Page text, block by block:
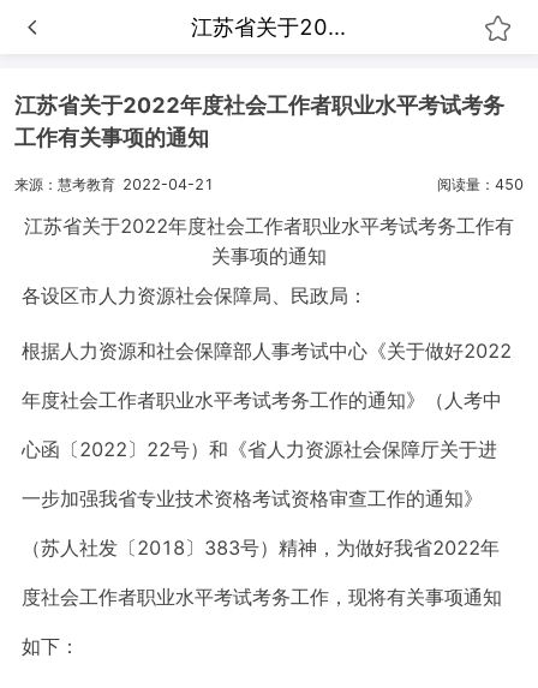
江苏省关于20...
江苏省关于2022年度社会工作者职业水平考试考务
工作有关事项的通知
来源：慧考教育 2022-04-21 阅读量：450
江苏省关于2022年度社会工作者职业水平考试考务工作有
关事项的通知
各设区市人力资源社会保障局、民政局：
根据人力资源和社会保障部人事考试中心《关于做好2022
年度社会工作者职业水平考试考务工作的通知》（人考中
心函〔2022〕22号）和《省人力资源社会保障厅关于进
一步加强我省专业技术资格考试资格审查工作的通知》
（苏人社发〔2018〕383号）精神，为做好我省2022年
度社会工作者职业水平考试考务工作，现将有关事项通知
如下：